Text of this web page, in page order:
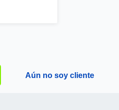
Aún no soy cliente